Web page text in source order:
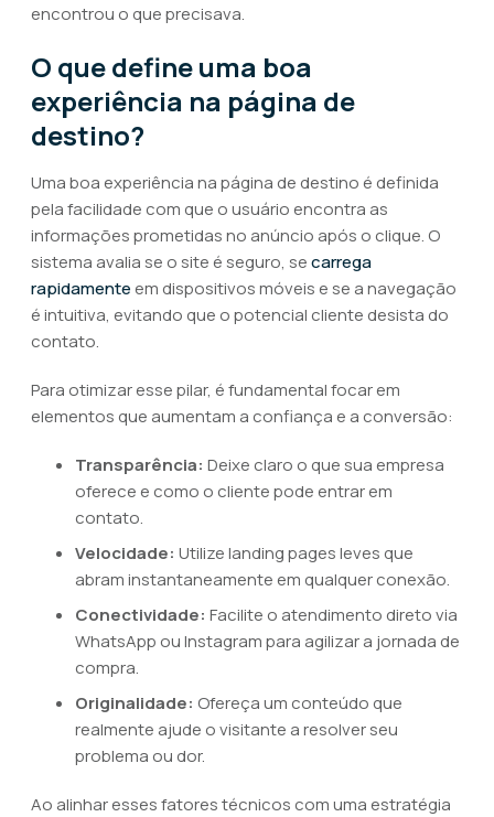
encontrou o que precisava.
O que define uma boa
experiência na página de
destino?
Uma boa experiência na página de destino é definida
pela facilidade com que o usuário encontra as
informações prometidas no anúncio após o clique. O
sistema avalia se o site é seguro, secarrega
rapidamente em dispositivos móveis e se a navegação
é intuitiva, evitando que o potencial cliente desista do
contato.
Para otimizar esse pilar, é fundamental focar em
elementos que aumentam a confiança e a conversão:
Transparência: Deixe claro o que sua empresa
oferece e como o cliente pode entrar em
contato.
Velocidade: Utilize landing pages leves que
abram instantaneamente em qualquer conexão.
Conectividade: Facilite o atendimento direto via
WhatsApp ou Instagram para agilizar a jornada de
compra.
Originalidade: Ofereça um conteúdo que
realmente ajude o visitante a resolver seu
problema ou dor.
Ao alinhar esses fatores técnicos com uma estratégia